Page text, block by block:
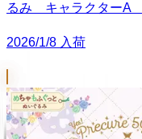
るみ キャラクターA
2026/1/8 入荷